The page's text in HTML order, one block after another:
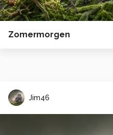
Zomermorgen
Jim46